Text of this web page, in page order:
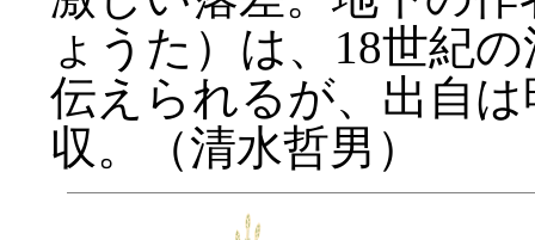
ょうた）は、18世紀
伝えられるが、出自
収。（清水哲男）